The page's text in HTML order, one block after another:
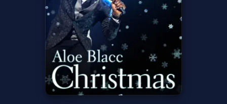
Apple Music installieren